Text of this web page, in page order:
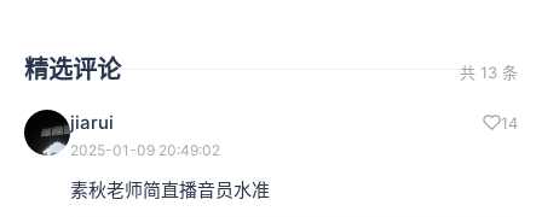
精选评论 共 13 条
jiarui 14
2025-01-09 20:49:02
素秋老师简直播音员水准